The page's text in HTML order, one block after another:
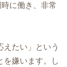
に働き、非常
えたい」という
を嫌います。し